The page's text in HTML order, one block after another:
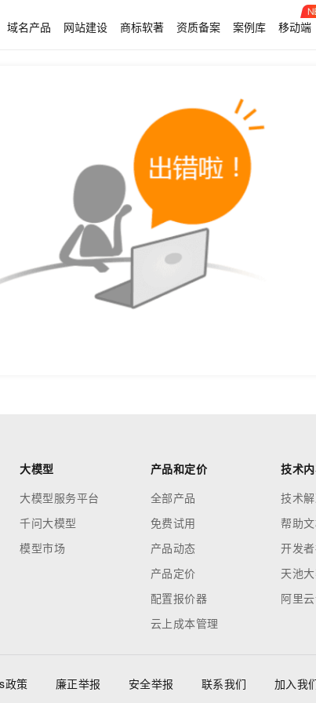
域名产品 网站建设 商标软著 资质备案 案例库 移动端